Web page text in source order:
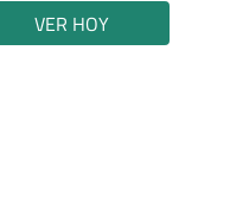
VER HOY